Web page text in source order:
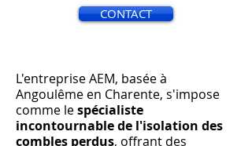
CONTACT
L'entreprise AEM, basée à
Angoulême en Charente, s'impose
comme lespécialiste
incontournable de l'isolation des
combles perdus, offrant des